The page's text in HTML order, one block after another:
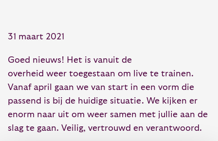
31 maart 2021
Goed nieuws! Het is vanuit de
overheid weer toegestaan om live te trainen.
Vanaf april gaan we van start in een vorm die
passend is bij de huidige situatie. We kijken er
enorm naar uit om weer samen met jullie aan de
slag te gaan. Veilig, vertrouwd en verantwoord.